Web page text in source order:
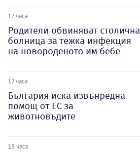
17 часа
Родители обвиняват столична
болница за тежка инфекция
на новороденото им бебе
17 часа
България иска извънредна
помощ от ЕС за
животновъдите
18 часа